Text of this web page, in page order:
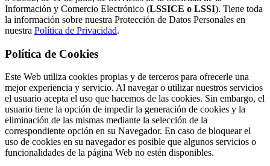
Información y Comercio Electrónico (LSSICE o LSSI). Tiene toda
la información sobre nuestra Protección de Datos Personales en
nuestra Política de Privacidad.
Política de Cookies
Este Web utiliza cookies propias y de terceros para ofrecerle una
mejor experiencia y servicio. Al navegar o utilizar nuestros servicios
el usuario acepta el uso que hacemos de las cookies. Sin embargo, el
usuario tiene la opción de impedir la generación de cookies y la
eliminación de las mismas mediante la selección de la
correspondiente opción en su Navegador. En caso de bloquear el
uso de cookies en su navegador es posible que algunos servicios o
funcionalidades de la página Web no estén disponibles.